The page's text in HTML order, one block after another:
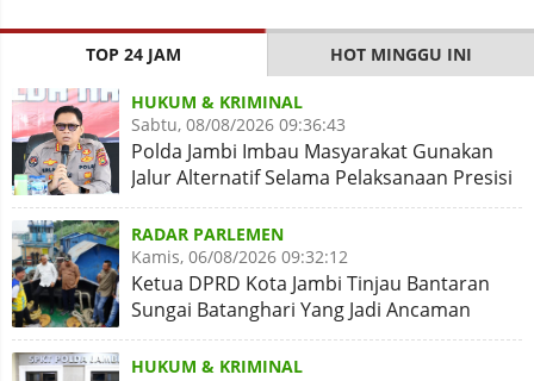
TOP 24 JAM HOT MINGGU INI
HUKUM & KRIMINAL
Sabtu, 08/08/2026 09:36:43
Polda Jambi Imbau Masyarakat Gunakan
Jalur Alternatif Selama Pelaksanaan Presisi
Merdeka Run 2026
RADAR PARLEMEN
Kamis, 06/08/2026 09:32:12
Ketua DPRD Kota Jambi Tinjau Bantaran
Sungai Batanghari Yang Jadi Ancaman
Abrasi
HUKUM & KRIMINAL